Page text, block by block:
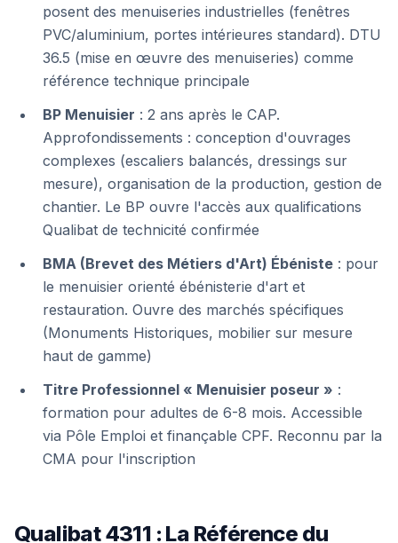
posent des menuiseries industrielles (fenêtres
PVC/aluminium, portes intérieures standard). DTU
36.5 (mise en œuvre des menuiseries) comme
référence technique principale
BP Menuisier : 2 ans après le CAP.
Approfondissements : conception d'ouvrages
complexes (escaliers balancés, dressings sur
mesure), organisation de la production, gestion de
chantier. Le BP ouvre l'accès aux qualifications
Qualibat de technicité confirmée
BMA (Brevet des Métiers d'Art) Ébéniste : pour
le menuisier orienté ébénisterie d'art et
restauration. Ouvre des marchés spécifiques
(Monuments Historiques, mobilier sur mesure
haut de gamme)
Titre Professionnel « Menuisier poseur » :
formation pour adultes de 6-8 mois. Accessible
via Pôle Emploi et finançable CPF. Reconnu par la
CMA pour l'inscription
Qualibat 4311 : La Référence du